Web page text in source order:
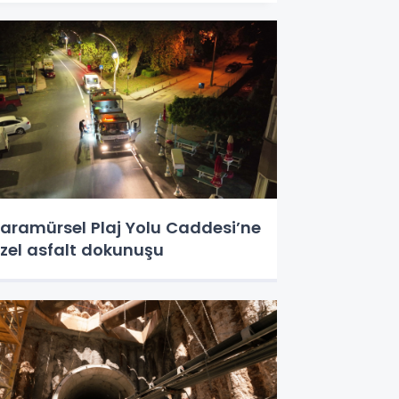
Plaj Yolu Caddesi’ne
asfalt dokunuşu